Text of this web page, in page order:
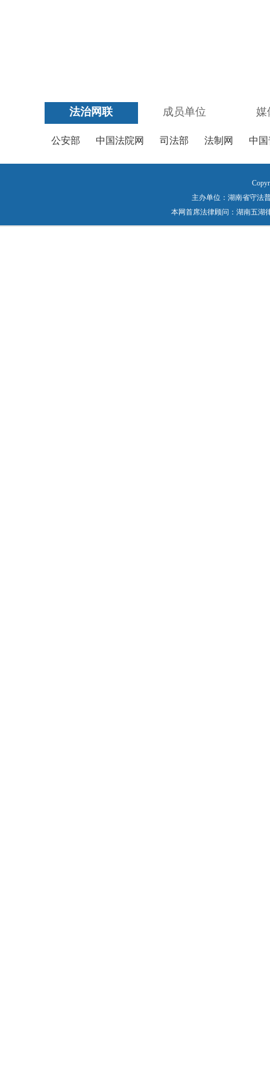
法治网联 成员单位 媒
公安部 中国法院网 司法部 法制网 中
主办单位：湖南省守法
本网首席法律顾问：湖南五湖